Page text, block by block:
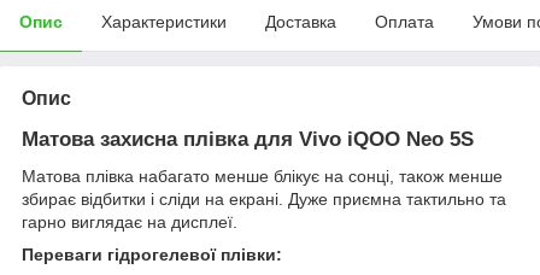
Опис Характеристики Доставка Оплата Умови
Опис
Матова захисна плівка для Vivo iQOO Neo 5S
Матова плівка набагато менше блікує на сонці, також менше
збирає відбитки і сліди на екрані. Дуже приємна тактильно та
гарно виглядає на дисплеї.
Переваги гідрогелевої плівки: